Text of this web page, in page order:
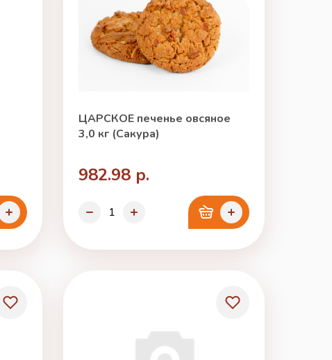
ЦАРСКОЕ печенье овсяное
3,0 кг (Сакура)
982.98 р.